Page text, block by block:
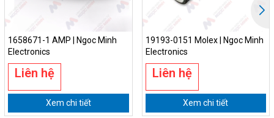
1658671-1 AMP | Ngoc Minh
Electronics
Liên hệ
Xem chi tiết
19193-0151 Molex | Ngoc Minh
Electronics
Liên hệ
Xem chi tiết